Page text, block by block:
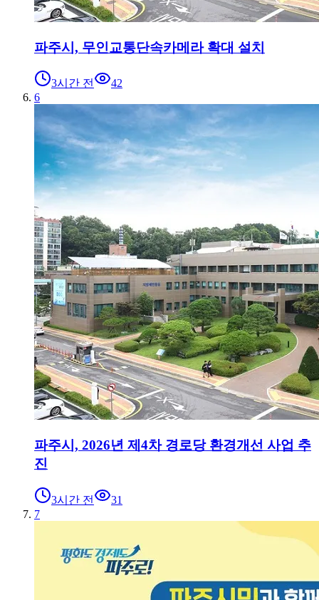
파주시, 무인교통단속카메라 확대 설치
3시간 전
42
6
파주시, 2026년 제4차 경로당 환경개선 사업 추
진
3시간 전
31
7